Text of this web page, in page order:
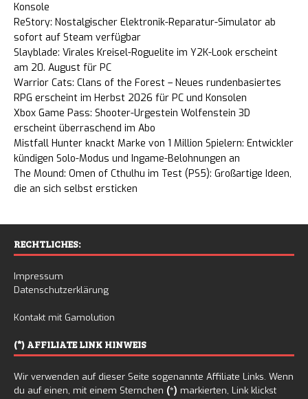
Konsole
ReStory: Nostalgischer Elektronik-Reparatur-Simulator ab
sofort auf Steam verfügbar
Slayblade: Virales Kreisel-Roguelite im Y2K-Look erscheint
am 20. August für PC
Warrior Cats: Clans of the Forest – Neues rundenbasiertes
RPG erscheint im Herbst 2026 für PC und Konsolen
Xbox Game Pass: Shooter-Urgestein Wolfenstein 3D
erscheint überraschend im Abo
Mistfall Hunter knackt Marke von 1 Million Spielern: Entwickler
kündigen Solo-Modus und Ingame-Belohnungen an
The Mound: Omen of Cthulhu im Test (PS5): Großartige Ideen,
die an sich selbst ersticken
RECHTLICHES:
Impressum
Datenschutzerklärung
Kontakt mit Gamolution
(*) AFFILIATE LINK HINWEIS
Wir verwenden auf dieser Seite sogenannte Affiliate Links. Wenn
du auf einen, mit einem Sternchen (*) markierten, Link klickst